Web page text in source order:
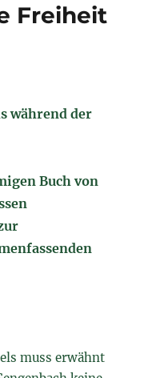
Freiheit
während der
Buch von
muss erwähnt